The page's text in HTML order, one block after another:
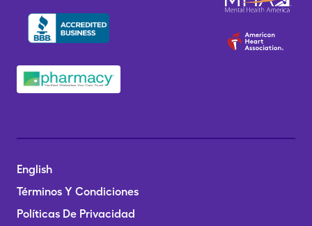
English
Términos Y Condiciones
Políticas De Privacidad